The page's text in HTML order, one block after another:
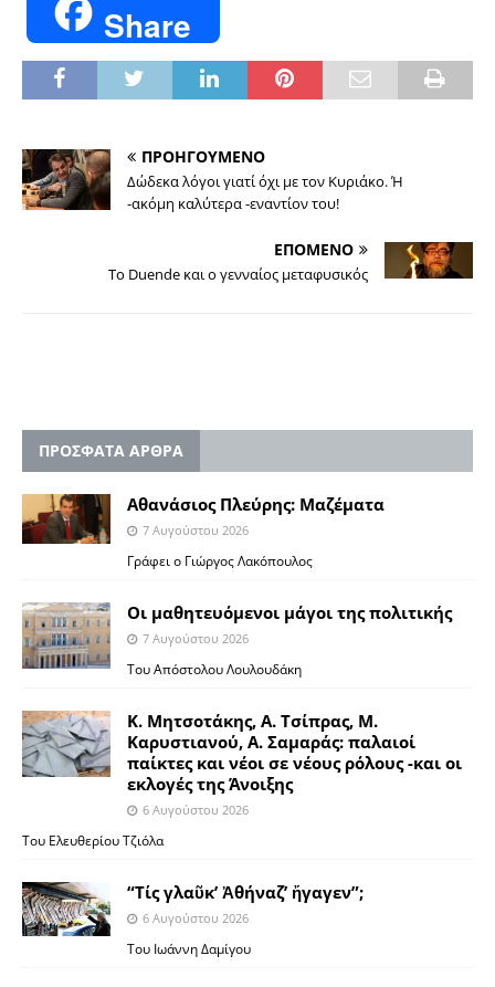
Share
ΠΡΟΗΓΟΥΜΕΝΟ
Δώδεκα λόγοι γιατί όχι με τον Κυριάκο. Ή
-ακόμη καλύτερα -εναντίον του!
ΕΠΟΜΕΝΟ
Το Duende και ο γενναίος μεταφυσικός
ΠΡΟΣΦΑΤΑ ΑΡΘΡΑ
Αθανάσιος Πλεύρης: Μαζέματα
7 Αυγούστου 2026
Γράφει ο Γιώργος Λακόπουλος
Οι μαθητευόμενοι μάγοι της πολιτικής
7 Αυγούστου 2026
Του Απόστολου Λουλουδάκη
Κ. Μητσοτάκης, Α. Τσίπρας, Μ.
Καρυστιανού, Α. Σαμαράς: παλαιοί
παίκτες και νέοι σε νέους ρόλους -και οι
εκλογές της Άνοιξης
6 Αυγούστου 2026
Του Ελευθερίου Τζιόλα
“Τίς γλαῦκ’ Ἀθήναζ’ ἤγαγεν”;
6 Αυγούστου 2026
Του Ιωάννη Δαμίγου